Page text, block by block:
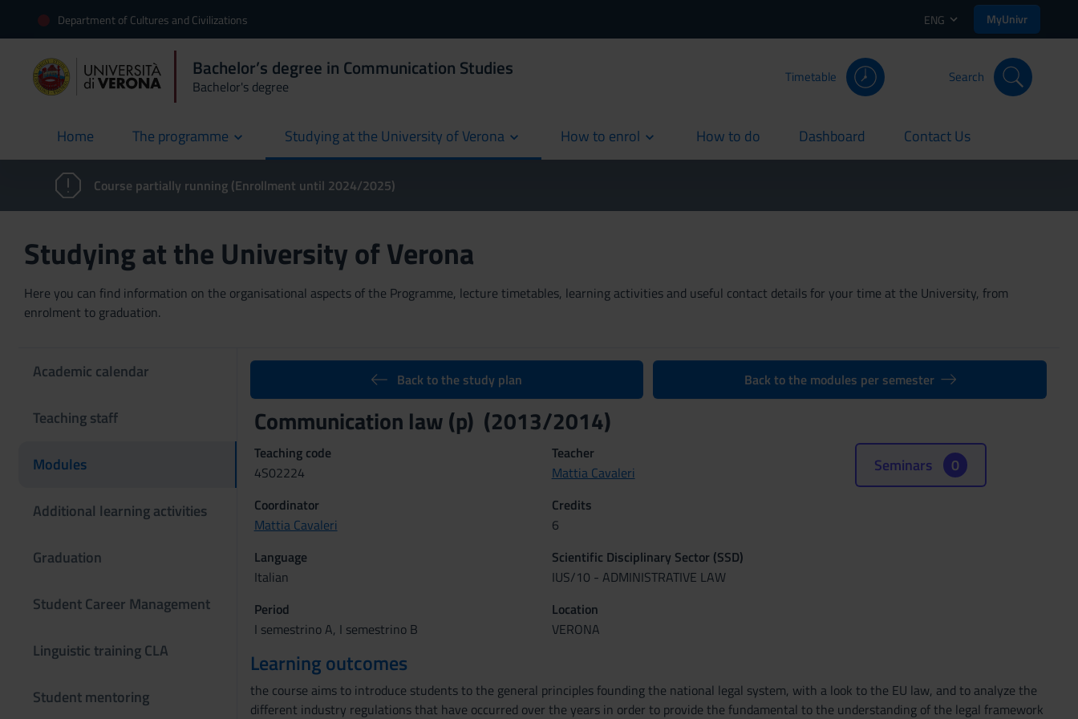
Department of Cultures and Civilizations ENG MyUnivr
Bachelor’s degree in Communication Studies
Bachelor's degree
Timetable Search
Home
current The programme Studying at the University of Verona How to enrol How to do
current Dashboard
current Contact Us
current
Course partially running (Enrollment until 2024/2025)
Studying at the University of Verona
Here you can find information on the organisational aspects of the Programme, lecture timetables, learning activities and useful contact details for your time at the University, from
enrolment to graduation.
Academic calendar
Teaching staff
Modules
Additional learning activities
Graduation
Student Career Management
Linguistic training CLA
Student mentoring
Back to the study plan Back to the modules per semester
Communication law (p) (2013/2014)
Teaching code
4S02224
Teacher
Mattia Cavaleri
Coordinator
Mattia Cavaleri
Credits
6
Language
Italian
Scientific Disciplinary Sector (SSD)
IUS/10 - ADMINISTRATIVE LAW
Period
I semestrino A, I semestrino B
Location
VERONA
Seminars 0
Learning outcomes
the course aims to introduce students to the general principles founding the national legal system, with a look to the EU law, and to analyze the
different industry regulations that have occurred over the years in order to provide the fundamental to the understanding of the legal framework